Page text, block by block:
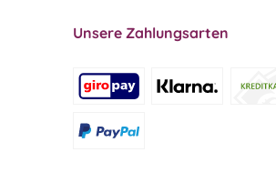
Unsere Zahlungsarten